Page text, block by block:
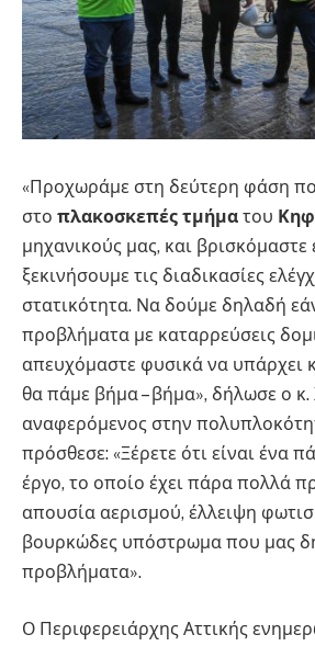
«Προχωράμε στη δεύτερη φάση
στο πλακοσκεπές τμήμα του
μηχανικούς μας, και βρισκόμαστε
ξεκινήσουμε τις διαδικασίες
στατικότητα. Να δούμε δηλαδή
προβλήματα με καταρρεύσεις
απευχόμαστε φυσικά να υπάρχει
θα πάμε βήμα – βήμα», δήλωσε ο κ.
αναφερόμενος στην
πρόσθεσε: «Ξέρετε ότι είναι ένα
έργο, το οποίο έχει πάρα πολλά
απουσία αερισμού, έλλειψη
βουρκώδες υπόστρωμα που μας
προβλήματα».
Ο Περιφερειάρχης Αττικής